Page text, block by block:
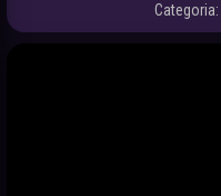
Categoria: